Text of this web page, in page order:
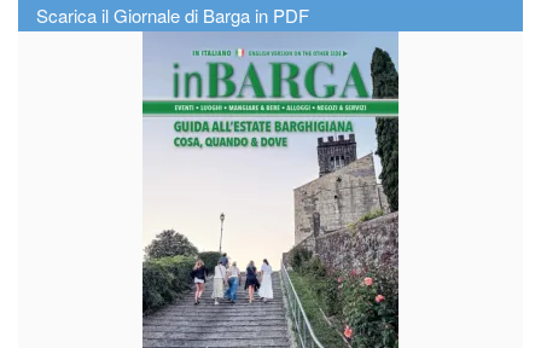
Scarica il Giornale di Barga in PDF